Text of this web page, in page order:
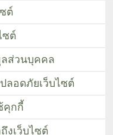
ต์
ซต์
ส่วนบุคคล
ลอดภัยเว็บไซต์
คุกกี้
งเว็บไซต์